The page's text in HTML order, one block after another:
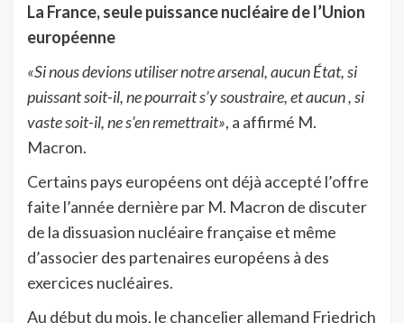
La France, seule puissance nucléaire de l’Union
européenne
«Si nous devions utiliser notre arsenal, aucun État, si
puissant soit-il, ne pourrait s’y soustraire, et aucun , si
vaste soit-il, ne s’en remettrait», a affirmé M.
Macron.
Certains pays européens ont déjà accepté l’offre
faite l’année dernière par M. Macron de discuter
de la dissuasion nucléaire française et même
d’associer des partenaires européens à des
exercices nucléaires.
Au début du mois, le chancelier allemand Friedrich